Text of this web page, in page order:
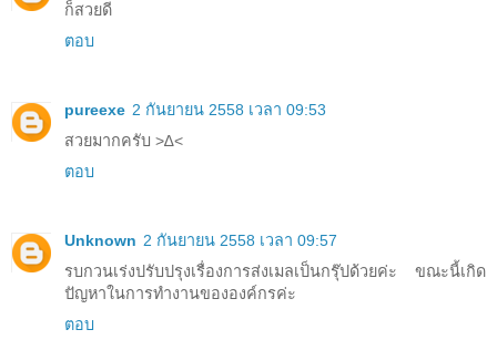
ก็สวยดี
ตอบ
pureexe 2 กันยายน 2558 เวลา 09:53
สวยมากครับ >∆<
ตอบ
Unknown 2 กันยายน 2558 เวลา 09:57
รบกวนเร่งปรับปรุงเรื่องการส่งเมลเป็นกรุ๊ปด้วยค่ะ ขณะนี้เกิด
ปัญหาในการทำงานขององค์กรค่ะ
ตอบ